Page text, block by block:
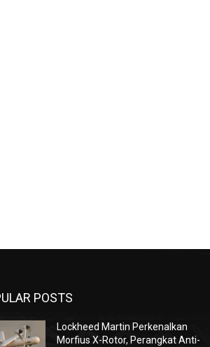
POSTS
Lockheed Martin Perkenalkan
Morfius X-Rotor, Perangkat Anti-